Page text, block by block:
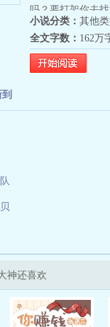
吗？要打架你去
计300万字左右完
小说分类： 其他
全文字数： 162万
神还喜欢